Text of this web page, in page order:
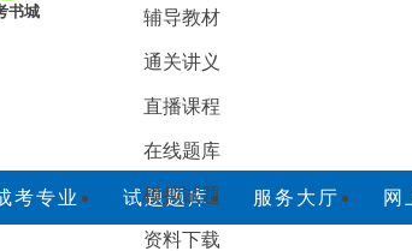
书城 辅导教材
通关讲义
直播课程
在线题库
模拟试题
资料下载
考专业 试题题库 服务大厅
网